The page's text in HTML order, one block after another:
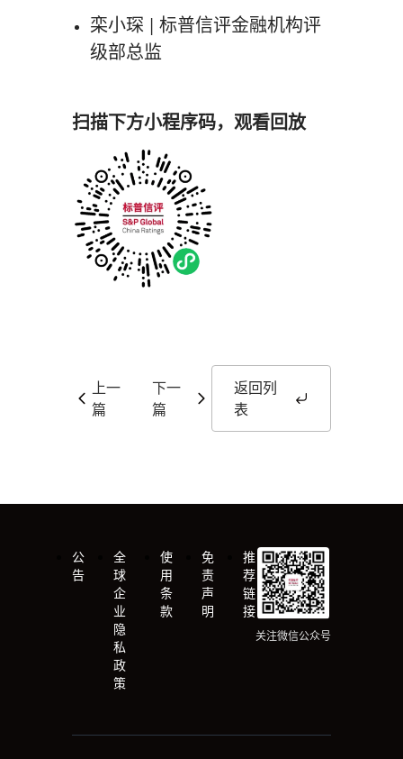
栾小琛 | 标普信评金融机构评
级部总监
扫描下方小程序码，观看回放
上一
篇
下一
篇
返回列
表
公
告
全
球
企
业
隐
私
政
策
使
用
条
款
免
责
声
明
推
荐
链
接
关注微信公众号